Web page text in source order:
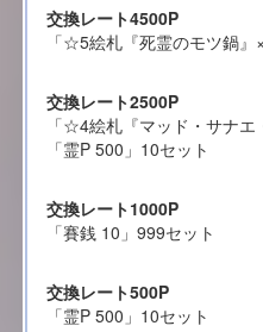
交換レート4500P
「☆5絵札『死霊のモツ鍋』
交換レート2500P
「☆4絵札『マッド・サナ
「霊P 500」10セット
交換レート1000P
「賽銭 10」999セット
交換レート500P
「霊P 500」10セット